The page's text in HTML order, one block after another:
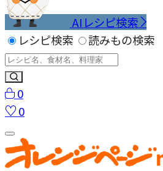
AIレシピ検索
レシピ検索
読みもの検索
0
0